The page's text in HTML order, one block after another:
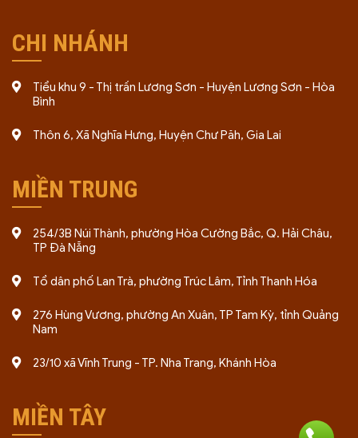
CHI NHÁNH
Tiểu khu 9 - Thị trấn Lương Sơn - Huyện Lương Sơn - Hòa
Bình
Thôn 6, Xã Nghĩa Hưng, Huyện Chư Păh, Gia Lai
MIỀN TRUNG
254/3B Núi Thành, phường Hòa Cường Bắc, Q. Hải Châu,
TP Đà Nẵng
Tổ dân phố Lan Trà, phường Trúc Lâm, Tỉnh Thanh Hóa
276 Hùng Vương, phường An Xuân, TP Tam Kỳ, tỉnh Quảng
Nam
23/10 xã Vĩnh Trung - TP. Nha Trang, Khánh Hòa
MIỀN TÂY